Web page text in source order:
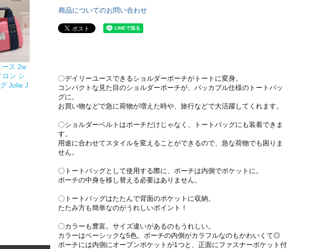
ース 2w
ロン シ
Jolie J
商品についてのお問い合わせ
〇デイリーユースできるショルダーポーチがトートに変身。
コンパクトな見た目のショルダーポーチが、パッカブル仕様のトートバッ
グに。
お買い物などで急に荷物が増えた時や、旅行などで大活躍してくれます。
〇ショルダーベルトはポーチだけじゃなく、トートバッグにも装着できま
す。
用途に合わせてスタイルを変えることができるので、急な荷物でも困りま
せん。
〇トートバッグとして使用する際に、ポーチは内側でポケットに。
ポーチの中身を移し替える必要はありません。
〇トートバッグはたたんで背面のポケットに収納。
たたみ方も簡単なのがうれしいポイント！
〇カラーも豊富。サイズ違いがあるのもうれしい。
カラーはベーシックな5色。ポーチの内側がカラフルなのもかわいくて◎
ポーチには内側にオープンポケットが1つと、正面にファスナーポケット付